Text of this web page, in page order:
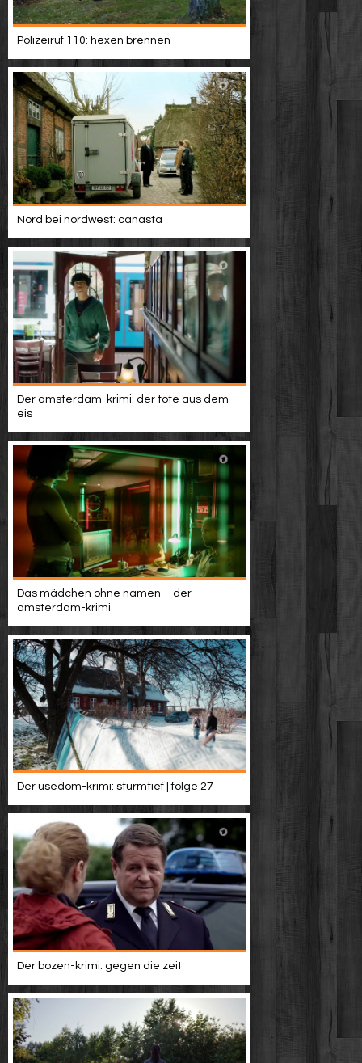
Polizeiruf 110: hexen brennen
Nord bei nordwest: canasta
Der amsterdam-krimi: der tote aus dem
eis
Das mädchen ohne namen – der
amsterdam-krimi
Der usedom-krimi: sturmtief | folge 27
Der bozen-krimi: gegen die zeit